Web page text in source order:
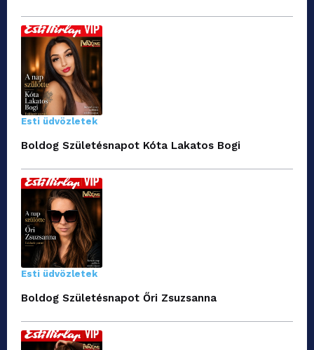
Esti üdvözletek
Boldog Születésnapot Kóta Lakatos Bogi
Esti üdvözletek
Boldog Születésnapot Őri Zsuzsanna